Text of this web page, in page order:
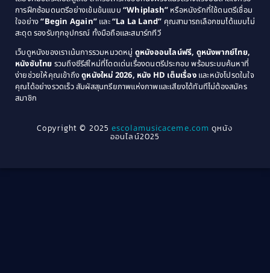
Coming-of-Age(3)
Community(1)
Crime อาชญากรรม(78)
Cult Film(4)
1976
1975
1974
1971
1970
1969
1968
1964
1963
1940
การฝึกซ้อมดนตรีอย่างเข้มข้นแบบ “Whiplash” หรือหนังรักที่ใช้ดนตรีเชื่อม
ใจอย่าง“Begin Again” และ“La La Land” คุณสามารถเลือกชมได้แบบไม่
สะดุด รองรับทุกอุปกรณ์ ทั้งมือถือและสมาร์ททีวี
เว็บดูหนังของเราเน้นการรวมหมวดหมู่ ดูหนังออนไลน์ฟรี, ดูหนังพากย์ไทย,
หนังซับไทย รวมถึงซีรีส์ใหม่ที่โดดเด่นเรื่องดนตรีประกอบ พร้อมระบบค้นหาที่
ง่ายช่วยให้คุณเข้าถึงดูหนังใหม่ 2026, หนัง HD เต็มเรื่องและหนังโปรดในใจ
คุณได้อย่างรวดเร็ว สัมผัสสุนทรียภาพแห่งภาพและเสียงได้ทันทีไม่ต้องสมัคร
สมาชิก
Copyright © 2025escolamusicaceme.com ดูหนัง
ออนไลน์2025